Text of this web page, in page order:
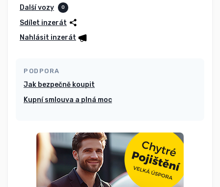
Další vozy 0
Sdílet inzerát
Nahlásit inzerát
PODPORA
Jak bezpečně koupit
Kupní smlouva a plná moc